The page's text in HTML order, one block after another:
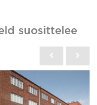
suosittelee